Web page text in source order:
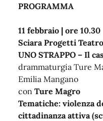
PROGRAMMA
11 febbraio | ore 10.30
Sciara Progetti Teatro
UNO STRAPPO – Il
drammaturgia Ture
Emilia Mangano
con Ture Magro
Tematiche: violenza
cittadinanza attiva